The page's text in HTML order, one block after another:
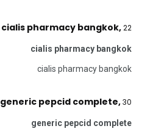
cialis pharmacy bangkok,22 أبريل 2026 @ 5:07 م
cialis pharmacy bangkok
cialis pharmacy bangkok
generic pepcid complete,30 أبريل 2026 @ 6:56 م
generic pepcid complete